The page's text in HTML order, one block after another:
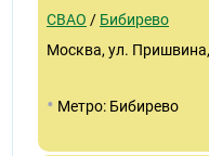
СВАО / Бибирево
Москва, ул.
• Метро: Бибирево